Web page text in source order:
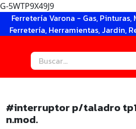
G-5WTP9X49J9
Ferretería Varona - Gas,
Ferretería, Herramientas, Jardin,
#interruptor p/taladro
n.mod.